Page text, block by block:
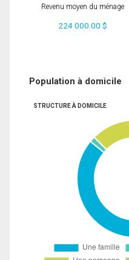
Revenu moyen du ménage
224 000.00 $
Population à domicile
STRUCTURE À DOMICILE